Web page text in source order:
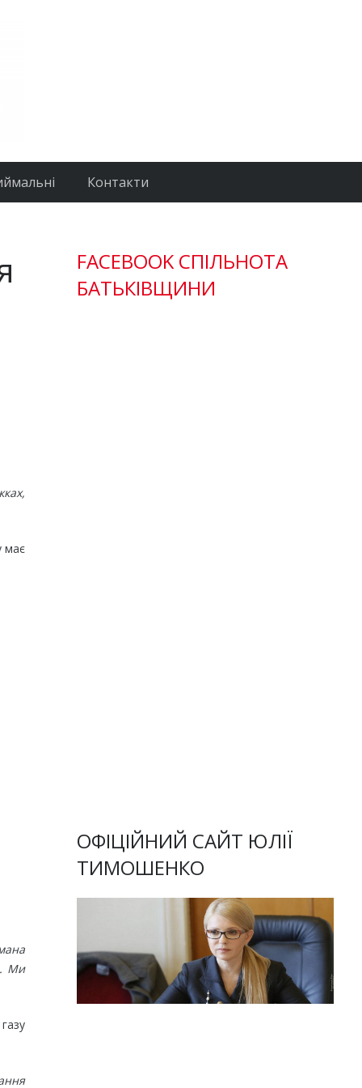
Контакти
має
Ми
FACEBOOK СПІЛЬНОТА
БАТЬКІВЩИНИ
ОФІЦІЙНИЙ САЙТ ЮЛІЇ
ТИМОШЕНКО